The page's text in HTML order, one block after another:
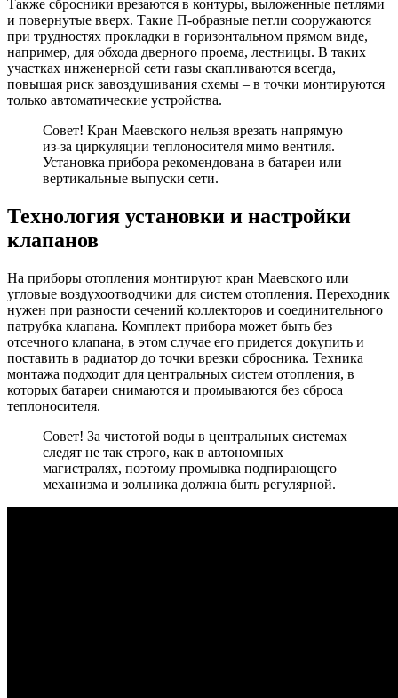
Также сбросники врезаются в контуры, выложенные петлями
и повернутые вверх. Такие П-образные петли сооружаются
при трудностях прокладки в горизонтальном прямом виде,
например, для обхода дверного проема, лестницы. В таких
участках инженерной сети газы скапливаются всегда,
повышая риск завоздушивания схемы – в точки монтируются
только автоматические устройства.
Совет! Кран Маевского нельзя врезать напрямую
из-за циркуляции теплоносителя мимо вентиля.
Установка прибора рекомендована в батареи или
вертикальные выпуски сети.
Технология установки и настройки
клапанов
На приборы отопления монтируют кран Маевского или
угловые воздухоотводчики для систем отопления. Переходник
нужен при разности сечений коллекторов и соединительного
патрубка клапана. Комплект прибора может быть без
отсечного клапана, в этом случае его придется докупить и
поставить в радиатор до точки врезки сбросника. Техника
монтажа подходит для центральных систем отопления, в
которых батареи снимаются и промываются без сброса
теплоносителя.
Совет! За чистотой воды в центральных системах
следят не так строго, как в автономных
магистралях, поэтому промывка подпирающего
механизма и зольника должна быть регулярной.